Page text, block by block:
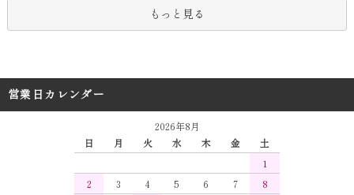
もっと見る
営業日カレンダー
2026年8月
日
月 火 水 木 金
土
1
2
3 4 5 6 7
8